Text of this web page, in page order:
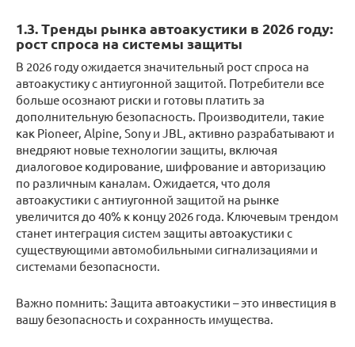
1.3. Тренды рынка автоакустики в 2026 году:
рост спроса на системы защиты
В 2026 году ожидается значительный рост спроса на
автоакустику с антиугонной защитой. Потребители все
больше осознают риски и готовы платить за
дополнительную безопасность. Производители, такие
как Pioneer, Alpine, Sony и JBL, активно разрабатывают и
внедряют новые технологии защиты, включая
диалоговое кодирование, шифрование и авторизацию
по различным каналам. Ожидается, что доля
автоакустики с антиугонной защитой на рынке
увеличится до 40% к концу 2026 года. Ключевым трендом
станет интеграция систем защиты автоакустики с
существующими автомобильными сигнализациями и
системами безопасности.
Важно помнить: Защита автоакустики – это инвестиция в
вашу безопасность и сохранность имущества.